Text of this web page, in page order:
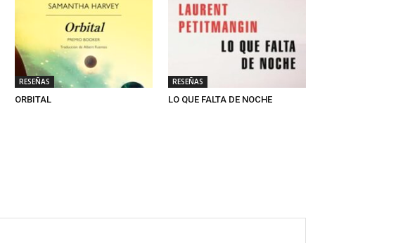
RESEÑAS
ORBITAL
RESEÑAS
LO QUE FALTA DE NOCHE